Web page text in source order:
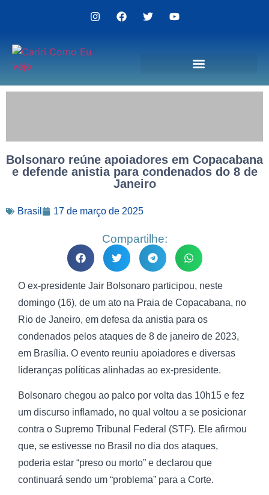
Bolsonaro reúne apoiadores em Copacabana
e defende anistia para condenados do 8 de
Janeiro
Brasil 17 de março de 2025
Compartilhe:
O ex-presidente Jair Bolsonaro participou, neste
domingo (16), de um ato na Praia de Copacabana, no
Rio de Janeiro, em defesa da anistia para os
condenados pelos ataques de 8 de janeiro de 2023,
em Brasília. O evento reuniu apoiadores e diversas
lideranças políticas alinhadas ao ex-presidente.
Bolsonaro chegou ao palco por volta das 10h15 e fez
um discurso inflamado, no qual voltou a se posicionar
contra o Supremo Tribunal Federal (STF). Ele afirmou
que, se estivesse no Brasil no dia dos ataques,
poderia estar “preso ou morto” e declarou que
continuará sendo um “problema” para a Corte.